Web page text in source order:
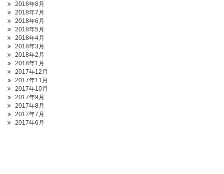
2018年8月
2018年7月
2018年6月
2018年5月
2018年4月
2018年3月
2018年2月
2018年1月
2017年12月
2017年11月
2017年10月
2017年9月
2017年8月
2017年7月
2017年6月